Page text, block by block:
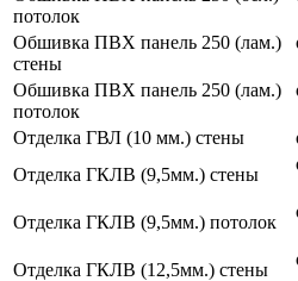
потолок
Обшивка ПВХ панель 250 (лам.)
стены
Обшивка ПВХ панель 250 (лам.)
потолок
Отделка ГВЛ (10 мм.) стены
Отделка ГКЛВ (9,5мм.) стены
Отделка ГКЛВ (9,5мм.) потолок
Отделка ГКЛВ (12,5мм.) стены